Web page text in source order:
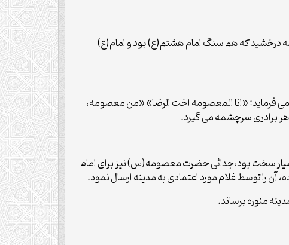
نجمه درخشید که هم سنگ امام هشتم(ع) بود و امام(ع)
فرماید: «انا المعصومه اخت الرضا» «من معصومه،
برادری سرچشمه می گیرد.
سخت بود،جدائی حضرت معصومه(س) نیز برای امام
را توسط غلام مورد اعتمادی به مدینه ارسال نمود.
منوره برساند.